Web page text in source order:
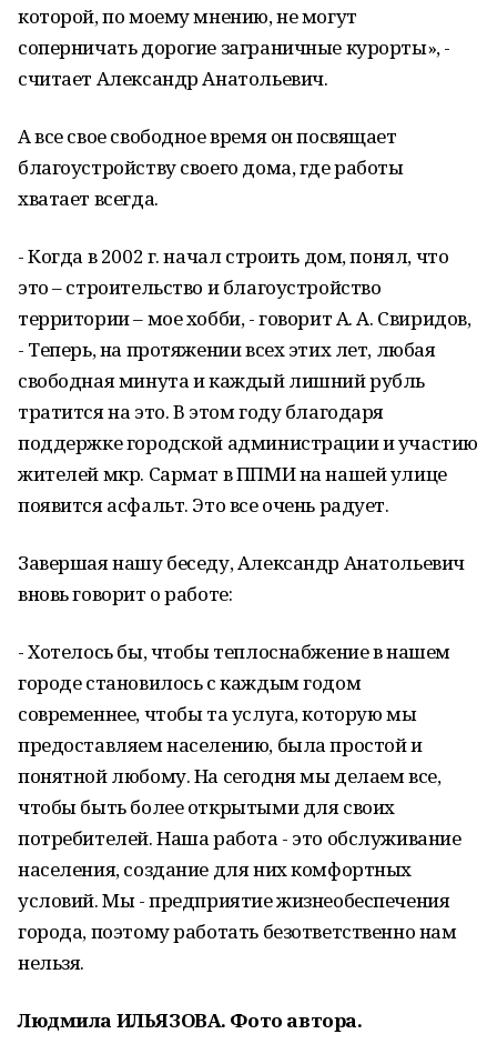
которой, по моему мнению, не могут
соперничать дорогие заграничные курорты», -
считает Александр Анатольевич.
А все свое свободное время он посвящает
благоустройству своего дома, где работы
хватает всегда.
- Когда в 2002 г. начал строить дом, понял, что
это – строительство и благоустройство
территории – мое хобби, - говорит А. А. Свиридов,
- Теперь, на протяжении всех этих лет, любая
свободная минута и каждый лишний рубль
тратится на это. В этом году благодаря
поддержке городской администрации и участию
жителей мкр. Сармат в ППМИ на нашей улице
появится асфальт. Это все очень радует.
Завершая нашу беседу, Александр Анатольевич
вновь говорит о работе:
- Хотелось бы, чтобы теплоснабжение в нашем
городе становилось с каждым годом
современнее, чтобы та услуга, которую мы
предоставляем населению, была простой и
понятной любому. На сегодня мы делаем все,
чтобы быть более открытыми для своих
потребителей. Наша работа - это обслуживание
населения, создание для них комфортных
условий. Мы - предприятие жизнеобеспечения
города, поэтому работать безответственно нам
нельзя.
Людмила ИЛЬЯЗОВА. Фото автора.